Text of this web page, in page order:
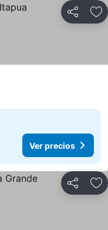
Compartir
Ver precios
Compartir